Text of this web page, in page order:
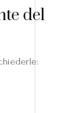
del